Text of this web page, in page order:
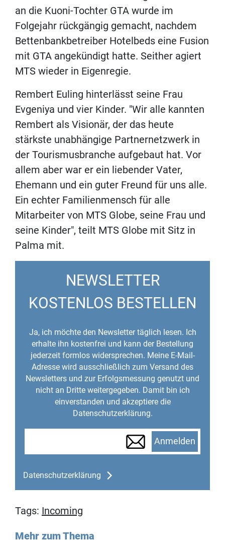
an die Kuoni-Tochter GTA wurde im
Folgejahr rückgängig gemacht, nachdem
Bettenbankbetreiber Hotelbeds eine Fusion
mit GTA angekündigt hatte. Seither agiert
MTS wieder in Eigenregie.
Rembert Euling hinterlässt seine Frau
Evgeniya und vier Kinder. "Wir alle kannten
Rembert als Visionär, der das heute
stärkste unabhängige Partnernetzwerk in
der Tourismusbranche aufgebaut hat. Vor
allem aber war er ein liebender Vater,
Ehemann und ein guter Freund für uns alle.
Ein echter Familienmensch für alle
Mitarbeiter von MTS Globe, seine Frau und
seine Kinder", teilt MTS Globe mit Sitz in
Palma mit.
NEWSLETTER
KOSTENLOS BESTELLEN
Ja, ich möchte den Newsletter täglich lesen. Ich
erhalte ihn kostenfrei und kann der Bestellung
jederzeit formlos widersprechen. Meine E-Mail-
Adresse wird ausschließlich zum Versand des
Newsletters und zur Erfolgsmessung genutzt und
nicht an Dritte weitergegeben. Damit bin ich
einverstanden und akzeptiere die
Datenschutzerklärung.
Anmelden
Datenschutzerklärung
Tags: Incoming
Mehr zum Thema